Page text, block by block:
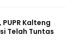
Kalteng
Telah Tuntas